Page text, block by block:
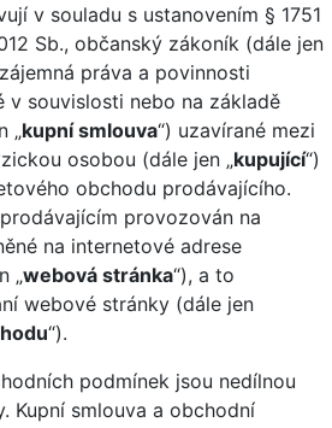
v souladu s ustanovením § 1751
Sb., občanský zákoník (dále jen
práva a povinnosti
v souvislosti nebo na základě
„kupní smlouva“) uzavírané mezi
osobou (dále jen „kupující“)
obchodu prodávajícího.
provozován na
na internetové adrese
„webová stránka“), a to
webové stránky (dále jen
“).
podmínek jsou nedílnou
Kupní smlouva a obchodní